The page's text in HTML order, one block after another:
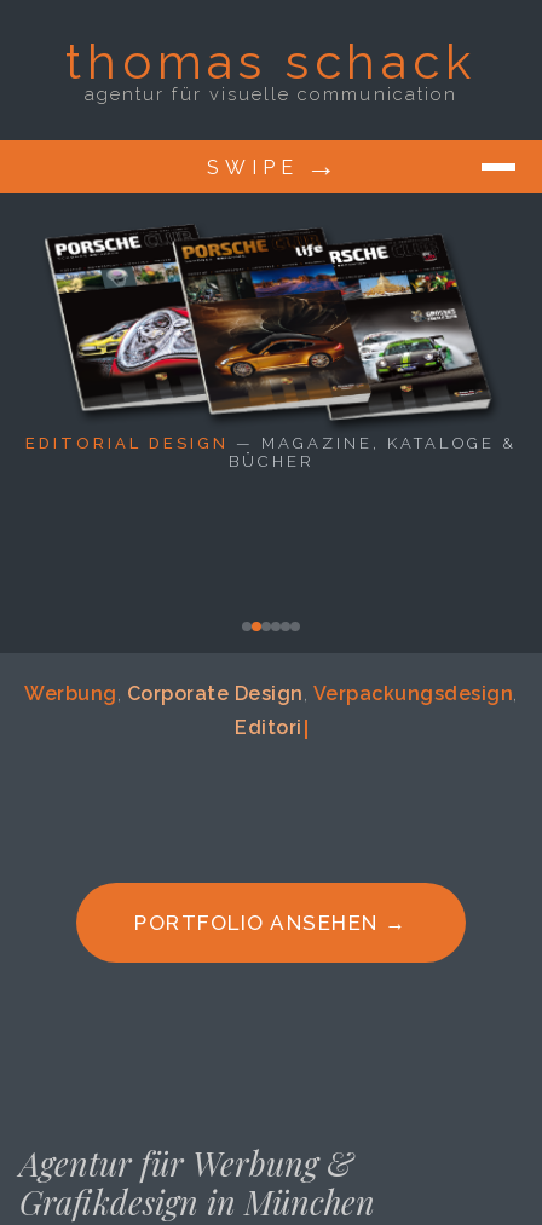
thomas schack
agentur für visuelle communication
SWIPE →
thomas
schack
EDITORIAL DESIGN
— MAGAZINE, KATALOGE &
BÜCHER
25 JAHRE
Werbung, Corporate Design, Verpackungsdesign,
ditorial d
PORTFOLIO ANSEHEN →
Agentur für Werbung &
Grafikdesign in München